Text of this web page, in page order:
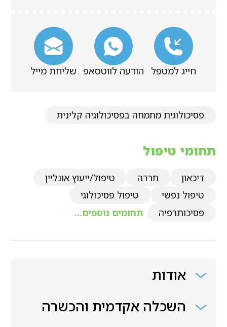
חייג למטפל הודעה לווטסאפ שליחת מייל
פסיכולוגית מתמחה בפסיכולוגיה קלינית
תחומי טיפול
דיכאון חרדה
טיפול/ייעוץ אונליין
טיפול נפשי
טיפול פסיכולוגי
פסיכותרפיה
תחומים נוספים...
אודות
השכלה אקדמית והכשרה